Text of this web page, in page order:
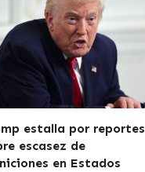
estalla por reportes
escasez de
en Estados